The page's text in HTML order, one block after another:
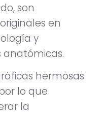
son
en
y
anatómicas.
hermosas
lo que
la